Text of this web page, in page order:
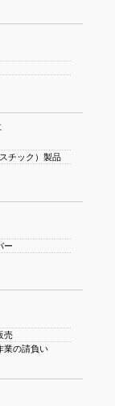
チック）製品
ー
売
業の請負い